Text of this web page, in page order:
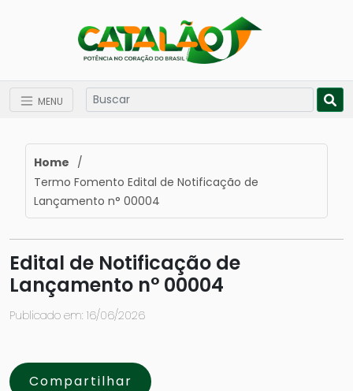
MENU
Home /
Termo Fomento Edital de Notificação de
Lançamento n° 00004
Edital de Notificação de
Lançamento n° 00004
Publicado em: 16/06/2026
Compartilhar